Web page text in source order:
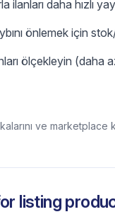
ilanları daha hızlı
önlemek için
ölçekleyin (daha
ve
listing